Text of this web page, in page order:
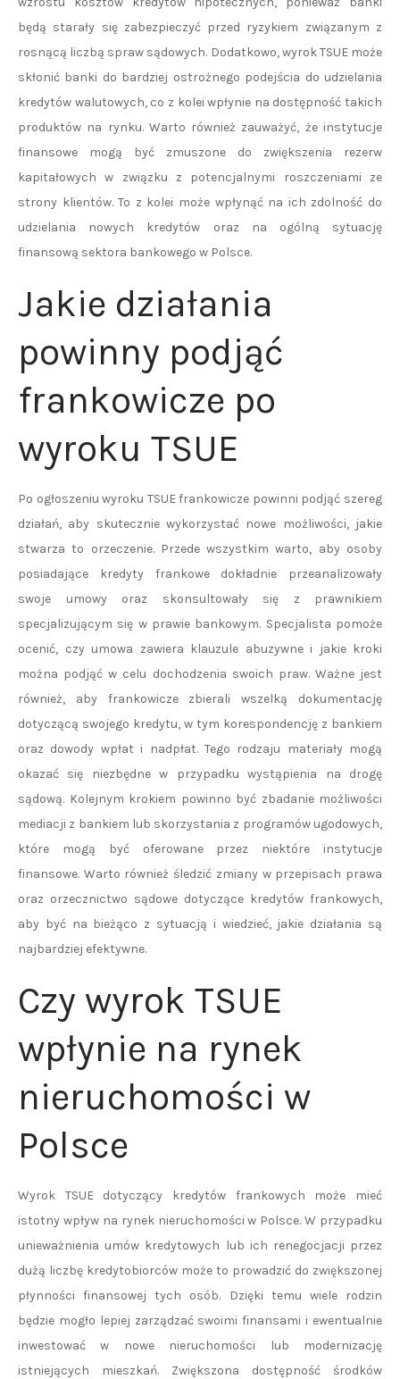
będą starały się zabezpieczyć przed ryzykiem związanym z
rosnącą liczbą spraw sądowych. Dodatkowo, wyrok TSUE może
skłonić banki do bardziej ostrożnego podejścia do udzielania
kredytów walutowych, co z kolei wpłynie na dostępność takich
produktów na rynku. Warto również zauważyć, że instytucje
finansowe mogą być zmuszone do zwiększenia rezerw
kapitałowych w związku z potencjalnymi roszczeniami ze
strony klientów. To z kolei może wpłynąć na ich zdolność do
udzielania nowych kredytów oraz na ogólną sytuację
finansową sektora bankowego w Polsce.
Jakie działania
powinny podjąć
frankowicze po
wyroku TSUE
Po ogłoszeniu wyroku TSUE frankowicze powinni podjąć szereg
działań, aby skutecznie wykorzystać nowe możliwości, jakie
stwarza to orzeczenie. Przede wszystkim warto, aby osoby
posiadające kredyty frankowe dokładnie przeanalizowały
swoje umowy oraz skonsultowały się z prawnikiem
specjalizującym się w prawie bankowym. Specjalista pomoże
ocenić, czy umowa zawiera klauzule abuzywne i jakie kroki
można podjąć w celu dochodzenia swoich praw. Ważne jest
również, aby frankowicze zbierali wszelką dokumentację
dotyczącą swojego kredytu, w tym korespondencję z bankiem
oraz dowody wpłat i nadpłat. Tego rodzaju materiały mogą
okazać się niezbędne w przypadku wystąpienia na drogę
sądową. Kolejnym krokiem powinno być zbadanie możliwości
mediacji z bankiem lub skorzystania z programów ugodowych,
które mogą być oferowane przez niektóre instytucje
finansowe. Warto również śledzić zmiany w przepisach prawa
oraz orzecznictwo sądowe dotyczące kredytów frankowych,
aby być na bieżąco z sytuacją i wiedzieć, jakie działania są
najbardziej efektywne.
Czy wyrok TSUE
wpłynie na rynek
nieruchomości w
Polsce
Wyrok TSUE dotyczący kredytów frankowych może mieć
istotny wpływ na rynek nieruchomości w Polsce. W przypadku
unieważnienia umów kredytowych lub ich renegocjacji przez
dużą liczbę kredytobiorców może to prowadzić do zwiększonej
płynności finansowej tych osób. Dzięki temu wiele rodzin
będzie mogło lepiej zarządzać swoimi finansami i ewentualnie
inwestować w nowe nieruchomości lub modernizację
istniejących mieszkań. Zwiększona dostępność środków